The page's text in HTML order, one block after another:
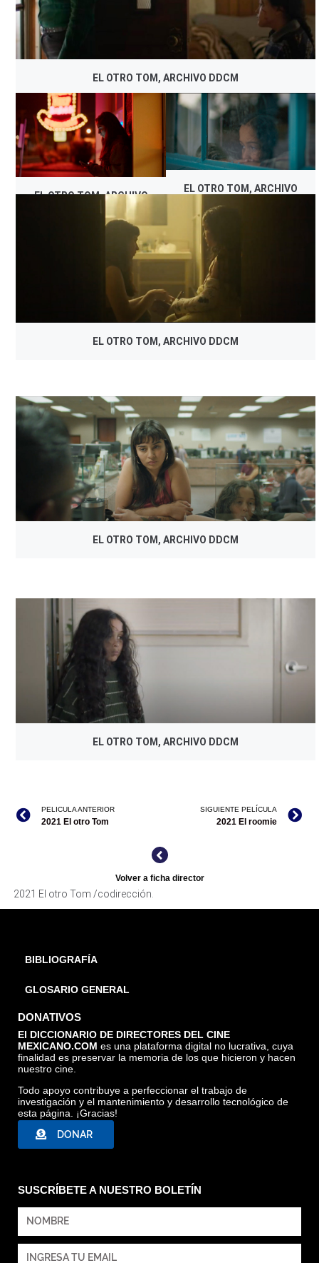
EL OTRO TOM, ARCHIVO DDCM
EL OTRO TOM, ARCHIVO
DDCM
EL OTRO TOM, ARCHIVO
EL OTRO TOM, ARCHIVO DDCM
EL OTRO TOM, ARCHIVO DDCM
EL OTRO TOM, ARCHIVO DDCM
PELICULA ANTERIOR
2021 El otro Tom
SIGUIENTE PELÍCULA
2021 El roomie
Volver a ficha director
2021 El otro Tom /codirección.
BIBLIOGRAFÍA
GLOSARIO GENERAL
DONATIVOS
El DICCIONARIO DE DIRECTORES DEL CINE
MEXICANO.COM es una plataforma digital no lucrativa, cuya
finalidad es preservar la memoria de los que hicieron y hacen
nuestro cine.
Todo apoyo contribuye a perfeccionar el trabajo de
investigación y el mantenimiento y desarrollo tecnológico de
esta página. ¡Gracias!
DONAR
SUSCRÍBETE A NUESTRO BOLETÍN